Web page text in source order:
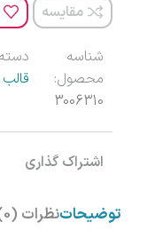
مقایسه
شناسه
محصول:
3006310
قالب
اشتراک گذاری
توضیحاتنظرات (0)